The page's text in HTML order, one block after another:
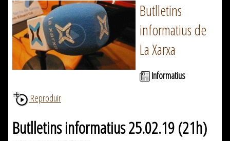
Butlletins
informatius de
La Xarxa
Informatius
Reproduir
Butlletins informatius 25.02.19 (21h)